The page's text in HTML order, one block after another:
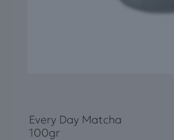
Every Day Matcha
100gr